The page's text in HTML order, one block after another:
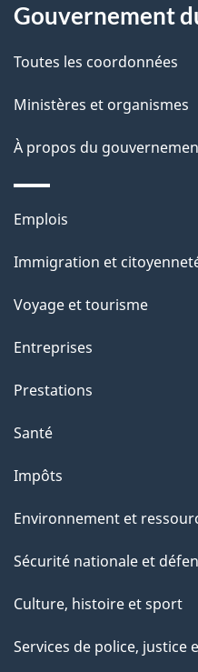
i
l
s
d
e
l
a
p
a
g
e
propos
de
ce
site
Gouvernement
Toutes les coordonnées
Ministères et organismes
À propos du
Thèmes
sujets
Emplois
Immigration et
Voyage et tourisme
Entreprises
Prestations
Santé
Impôts
Environnement et
Sécurité nationale et
Culture, histoire et sport
Services de police, justice